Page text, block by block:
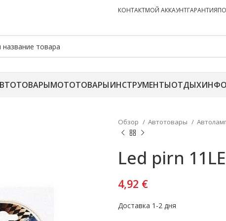
КОНТАКТМОЙ АККАУНТГАРАНТИЯ
МОТОТОВАРЫИНСТРУМЕНТЫОТДЫХИНФО
Обзор Автотовары
Led pirn
4,92 €
Доставка 1-2 дня